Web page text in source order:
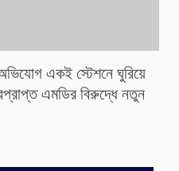
অভিযোগ একই স্টেশনে ঘুরিয়ে
এমডির বিরুদ্ধে নতুন